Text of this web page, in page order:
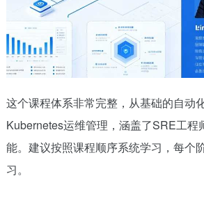
这个课程体系非常完整，从基础的自动
Kubernetes运维管理，涵盖了SRE工程
能。建议按照课程顺序系统学习，每个
习。